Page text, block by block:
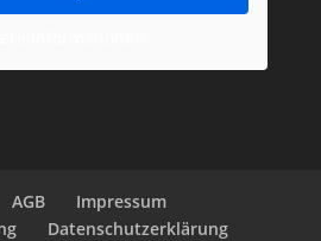
AGB
Impressum
Datenschutzerklärung